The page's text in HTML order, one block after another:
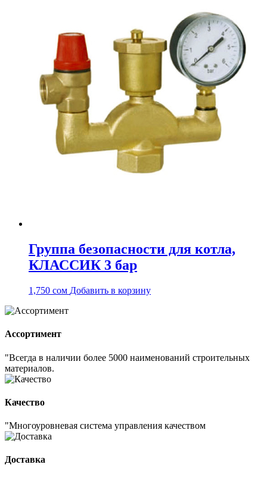
Группа безопасности для котла,
КЛАССИК 3 бар
1,750 сом Добавить в корзину
Ассортимент
"Всегда в наличии более 5000 наименований строительных
материалов.
Качество
"Многоуровневая система управления качеством
Доставка